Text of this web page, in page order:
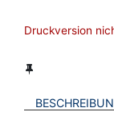
Druckversion